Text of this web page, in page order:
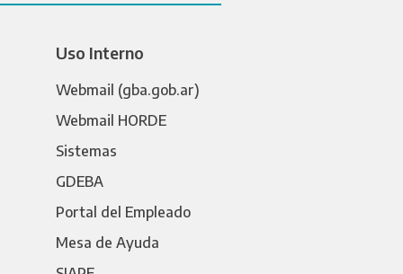
Uso Interno
Webmail (gba.gob.ar)
Webmail HORDE
Sistemas
GDEBA
Portal del Empleado
Mesa de Ayuda